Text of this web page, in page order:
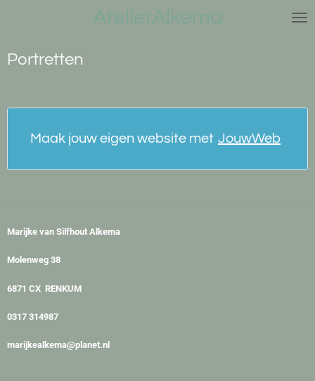
de
AtelierAlkema
Portretten
Maak jouw eigen website met JouwWeb
Marijke van Silfhout Alkema
Molenweg 38
6871 CX RENKUM
0317 314987
marijkealkema@planet.nl